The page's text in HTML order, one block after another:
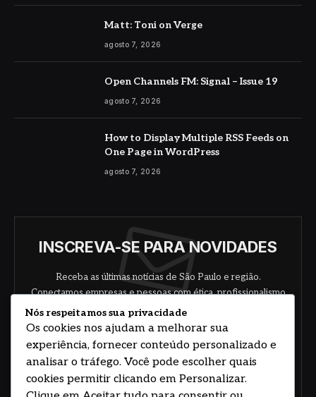
Matt: Toni on Verge
agosto 7, 2026
Open Channels FM: Signal – Issue 19
agosto 7, 2026
How to Display Multiple RSS Feeds on
One Page in WordPress
agosto 7, 2026
INSCREVA-SE PARA NOVIDADES
Receba as últimas notícias de São Paulo e região.
Conectamos empresas e pessoas com ética, profissionalismo
e responsabilidade.
Nós respeitamos sua privacidade
Os cookies nos ajudam a melhorar sua
experiência, fornecer conteúdo personalizado e
analisar o tráfego. Você pode escolher quais
cookies permitir clicando em Personalizar.